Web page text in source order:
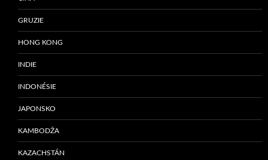
GRUZIE
HONG KONG
INDIE
INDONÉSIE
JAPONSKO
KAMBODŽA
KAZACHSTÁN